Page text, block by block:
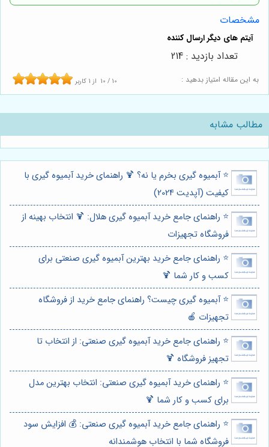
مشخصات
به این مقاله امتیاز بدهید : 10 / 10 از 1 کاربر
تعداد بازدید : 214
مطالب مشابه
⭐️ آبمیوه گیری بخرم یا نه؟ 🍹 راهنمای خرید آبمیوه گیری با
کیفیت (آپدیت 2024)
⭐️ راهنمای جامع خرید آبمیوه گیری هلال: 🍹 انتخاب بهینه از
فروشگاه تجهیزات
⭐️ راهنمای جامع خرید بهترین آبمیوه گیری صنعتی برای
کسب و کار شما 🍹
⭐️ آبمیوه گیری چیست؟ راهنمای جامع خرید از فروشگاه
تجهیزات 🍎
⭐️ راهنمای جامع خرید آبمیوه گیری صنعتی: از انتخاب تا
تجهیز فروشگاه 🍹
⭐️ راهنمای خرید آبمیوه گیری صنعتی: انتخاب بهترین مدل
برای کسب و کار شما 🍹
⭐️ راهنمای جامع خرید آبمیوه گیری صنعتی: 💰 افزایش سود
فروشگاه شما با انتخاب هوشمندانه